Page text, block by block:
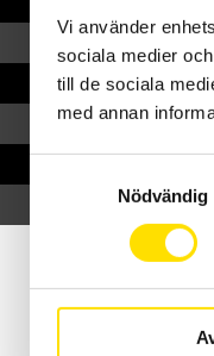
Vi använder
sociala medier
till de sociala
med annan
Nödvändig